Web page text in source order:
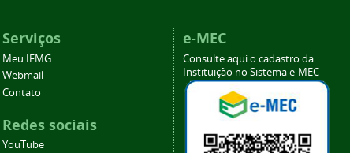
Serviços
Meu IFMG
Webmail
Contato
Redes sociais
YouTube
e-MEC
Consulte aqui o cadastro da
Instituição no Sistema e-MEC